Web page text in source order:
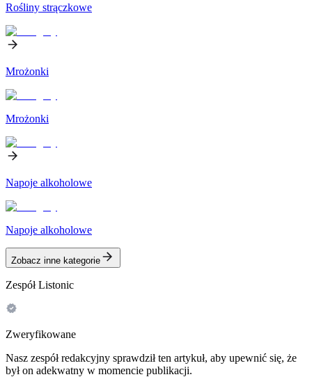
Rośliny strączkowe
Mrożonki
Mrożonki
Napoje alkoholowe
Napoje alkoholowe
Zobacz inne kategorie
Zespół Listonic
Zweryfikowane
Nasz zespół redakcyjny sprawdził ten artykuł, aby upewnić się, że
był on adekwatny w momencie publikacji.